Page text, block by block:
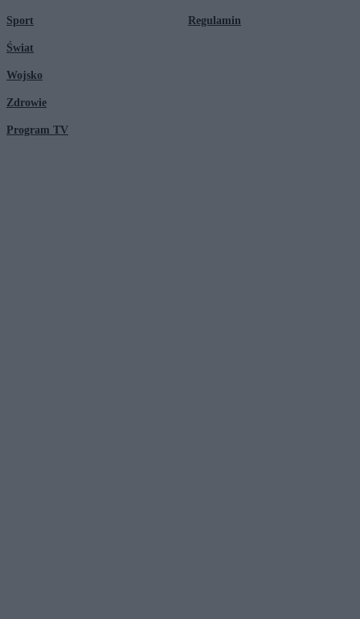
Sport
Świat
Wojsko
Zdrowie
Program TV
Regulamin